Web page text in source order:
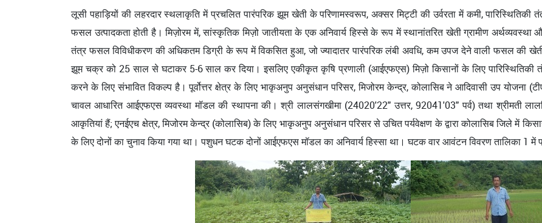
लूसी पहाड़ियों की लहरदार स्थलाकृति में प्रचलित पारंपरिक झूम खेती के परिणामस्वरूप, अक्सर मिट्टी की उर्वरता में कमी,
फसल उत्पादकता होती है। मिज़ोरम में, सांस्कृतिक मिज़ो जातीयता के एक अनिवार्य हिस्से के रूप में स्थानांतरित खेती ग्रामीण
तंत्र फसल विविधीकरण की अधिकतम डिग्री के रूप में विकसित हुआ, जो ज्यादातर पारंपरिक लंबी अवधि, कम उपज देने वाली फसल की
झूम चक्र को 25 साल से घटाकर 5-6 साल कर दिया। इसलिए एकीकृत कृषि प्रणाली (आईएफएस) मिज़ो किसानों के लिए
करने के लिए संभावित विकल्प है। पूर्वोत्तर क्षेत्र के लिए भाकृअनुप अनुसंधान परिसर, मिजोरम केन्द्र, कोलासिब ने आदिवासी उप योजना
चावल आधारित आईएफएस व्यवस्था मॉडल की स्थापना की। श्री लालसंगखीमा (24020'22" उत्तर, 92041'03" पर्व) तथा श्रीमती
आकृतियां हैं; एनईएच क्षेत्र, मिजोरम केन्द्र (कोलासिब) के लिए भाकृअनुप अनुसंधान परिसर से उचित पर्यवेक्षण के द्वारा कोलासिब जिले में
के लिए दोनों का चुनाव किया गया था। पशुधन घटक दोनों आईएफएस मॉडल का अनिवार्य हिस्सा था। घटक वार आवंटन विवरण तालिका 1 में